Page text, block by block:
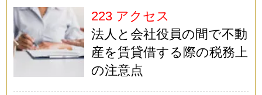
223 アクセス
法人と会社役員の間で不動
産を賃貸借する際の税務上
の注意点